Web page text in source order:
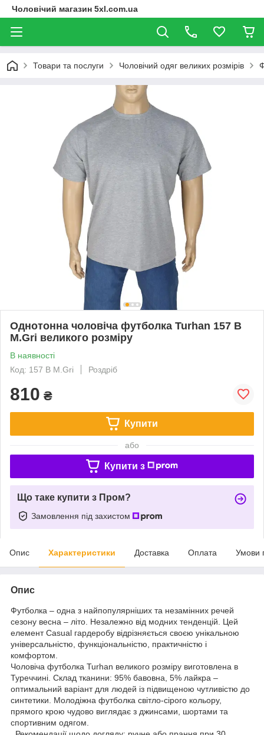
Чоловічий магазин 5xl.com.ua
Товари та послуги Чоловічий одяг великих розмірів
Однотонна чоловіча футболка Turhan 157 B
M.Gri великого розміру
В наявності
Код: 157 B M.Gri
Роздріб
810 ₴
Купити
або
Купити з
Що таке купити з Пром?
Замовлення під захистом
Опис Характеристики Доставка Оплата Умови
Опис
Футболка – одна з найпопулярніших та незамінних речей
сезону весна – літо. Незалежно від модних тенденцій. Цей
елемент Casual гардеробу відрізняється своєю унікальною
універсальністю, функціональністю, практичністю і
комфортом.
Чоловіча футболка Turhan великого розміру виготовлена в
Туреччині. Склад тканини: 95% бавовна, 5% лайкра –
оптимальний варіант для людей із підвищеною чутливістю до
синтетики. Молодіжна футболка світло-сірого кольору,
прямого крою чудово виглядає з джинсами, шортами та
спортивним одягом.